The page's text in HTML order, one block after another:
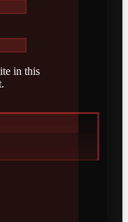
in this